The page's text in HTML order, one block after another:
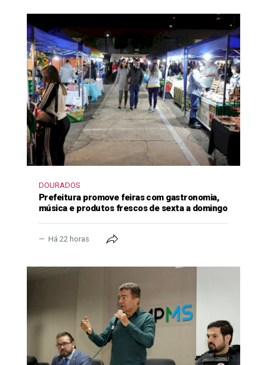
DOURADOS
Prefeitura promove feiras com gastronomia,
música e produtos frescos de sexta a domingo
Há 22 horas